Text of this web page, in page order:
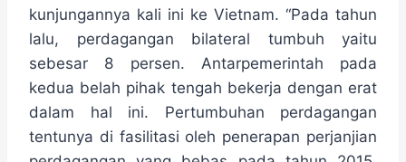
kunjungannya kali ini ke Vietnam. “Pada tahun
lalu, perdagangan bilateral tumbuh yaitu
sebesar 8 persen. Antarpemerintah pada
kedua belah pihak tengah bekerja dengan erat
dalam hal ini. Pertumbuhan perdagangan
tentunya di fasilitasi oleh penerapan perjanjian